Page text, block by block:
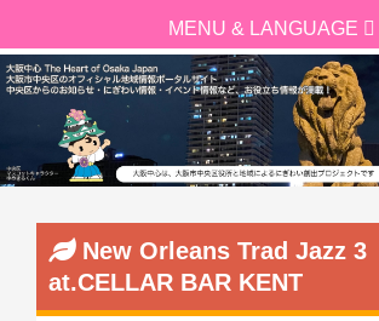
New Orleans Trad Jazz 3
at.CELLAR BAR KENT